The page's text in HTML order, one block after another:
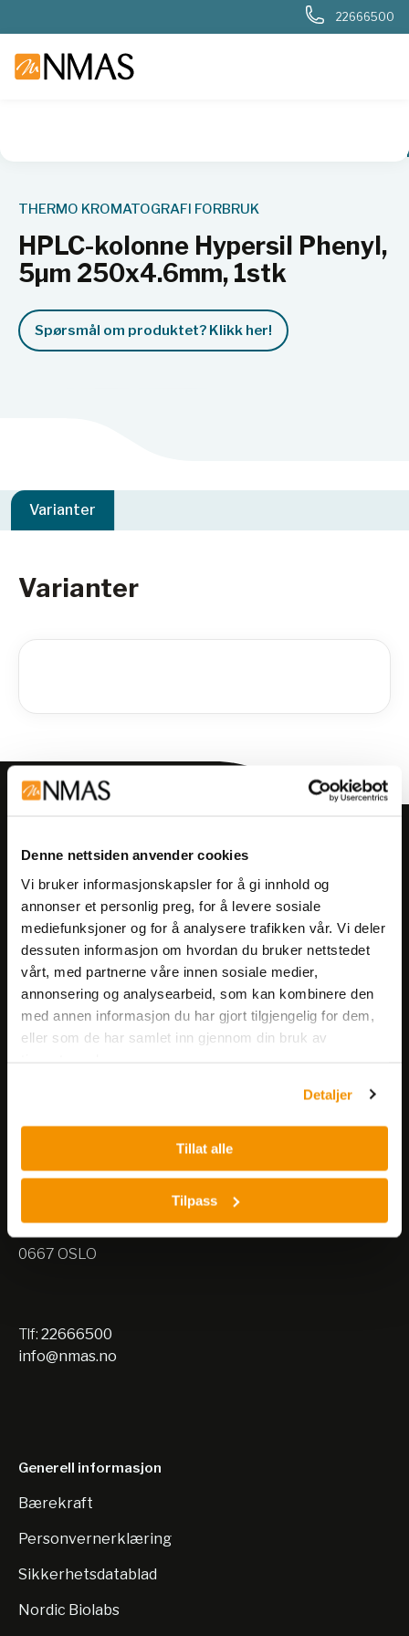
Denne nettsiden anvender cookies
Vi bruker informasjonskapsler for å gi innhold og
annonser et personlig preg, for å levere sosiale
mediefunksjoner og for å analysere trafikken vår. Vi deler
dessuten informasjon om hvordan du bruker nettstedet
vårt, med partnerne våre innen sosiale medier,
annonsering og analysearbeid, som kan kombinere den
med annen informasjon du har gjort tilgjengelig for dem,
eller som de har samlet inn gjennom din bruk av
Detaljer
Tillat alle
Tilpass
22666500
HPLC-kolonne Hypersil Phenyl,
THERMO KROMATOGRAFI FORBRUK
HPLC-kolonne Hypersil Phenyl,
5µm 250x4.6mm, 1stk
Spørsmål om produktet? Klikk her!
Varianter
Varianter
Meld deg på vårt nyhetsbrev!
arrangementer og kampanjer.
Meld på nyhetsbrev
Nils Hansens vei 8
0667 OSLO
Tlf: 22666500
info@nmas.no
Generell informasjon
Bærekraft
Personvernerklæring
Sikkerhetsdatablad
Nordic Biolabs